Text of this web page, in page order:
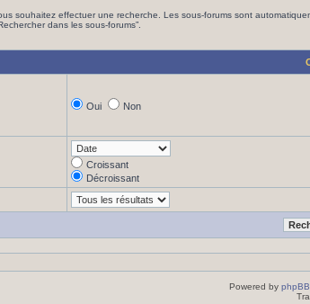
souhaitez effectuer une recherche. Les sous-forums sont
dans les sous-forums”.
Oui Non
Croissant
Décroissant
Powered by phpBB